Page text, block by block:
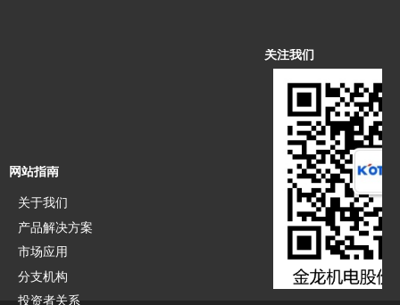
网站指南
关于我们
产品解决方案
市场应用
分支机构
投资者关系
关注我们